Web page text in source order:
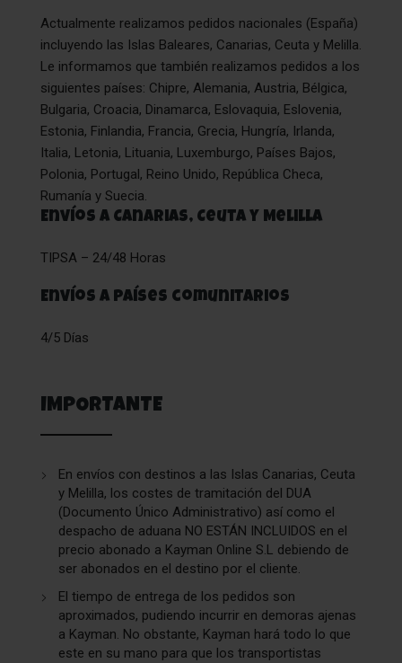
Actualmente realizamos pedidos nacionales (España)
incluyendo las Islas Baleares, Canarias, Ceuta y Melilla.
Le informamos que también realizamos pedidos a los
siguientes países: Chipre, Alemania, Austria, Bélgica,
Bulgaria, Croacia, Dinamarca, Eslovaquia, Eslovenia,
Estonia, Finlandia, Francia, Grecia, Hungría, Irlanda,
Italia, Letonia, Lituania, Luxemburgo, Países Bajos,
Polonia, Portugal, Reino Unido, República Checa,
Rumanía y Suecia.
Envíos a Canarias, Ceuta y Melilla
TIPSA – 24/48 Horas
Envíos a países comunitarios
4/5 Días
IMPORTANTE
En envíos con destinos a las Islas Canarias, Ceuta
y Melilla, los costes de tramitación del DUA
(Documento Único Administrativo) así como el
despacho de aduana NO ESTÁN INCLUIDOS en el
precio abonado a Kayman Online S.L debiendo de
ser abonados en el destino por el cliente.
El tiempo de entrega de los pedidos son
aproximados, pudiendo incurrir en demoras ajenas
a Kayman. No obstante, Kayman hará todo lo que
este en su mano para que los transportistas